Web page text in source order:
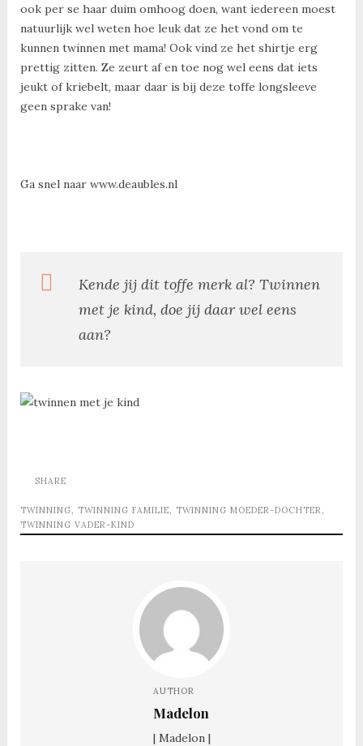
ook per se haar duim omhoog doen, want iedereen moest
natuurlijk wel weten hoe leuk dat ze het vond om te
kunnen twinnen met mama! Ook vind ze het shirtje erg
prettig zitten. Ze zeurt af en toe nog wel eens dat iets
jeukt of kriebelt, maar daar is bij deze toffe longsleeve
geen sprake van!
Ga snel naar www.deaubles.nl
Kende jij dit toffe merk al? Twinnen
met je kind, doe jij daar wel eens
aan?
TWINNING TWINNING FAMILIE TWINNING MOEDER-DOCHTER
TWINNING VADER-KIND
SHARE
AUTHOR
Madelon
| Madelon |